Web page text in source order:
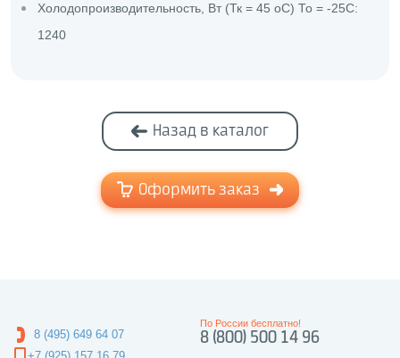
Холодопроизводительность, Вт (Тк = 45 оС) То = -25С:
1240
Назад в каталог
Оформить заказ
8 (495) 649 64 07
8 (800) 500 14 96
По России бесплатно!